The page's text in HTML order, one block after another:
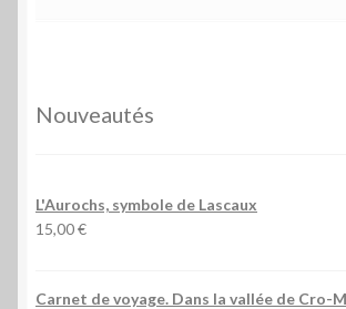
Nouveautés
L'Aurochs, symbole de Lascaux
15,00€
Carnet de voyage. Dans la vallée de Cro-